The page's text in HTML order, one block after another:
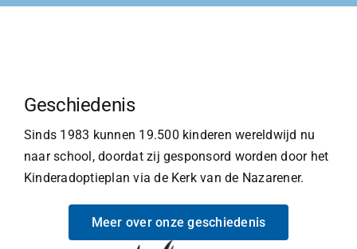
Geschiedenis
Sinds 1983 kunnen 19.500 kinderen wereldwijd nu
naar school, doordat zij gesponsord worden door het
Kinderadoptieplan via de Kerk van de Nazarener.
Meer over onze geschiedenis